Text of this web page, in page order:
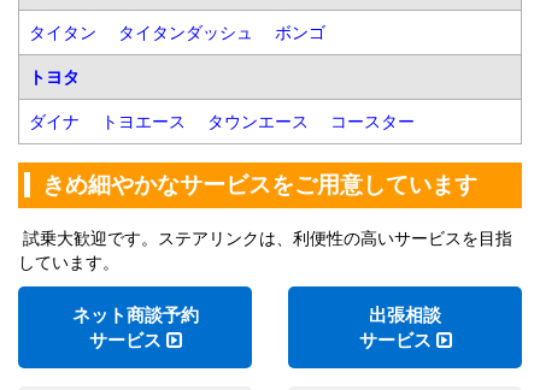
タイタン タイタンダッシュ ボンゴ
トヨタ
ダイナ トヨエース タウンエース コースター
きめ細やかなサービスをご用意しています
試乗大歓迎です。ステアリンクは、利便性の高いサービスを目指
しています。
ネット商談予約
サービス
出張相談
サービス